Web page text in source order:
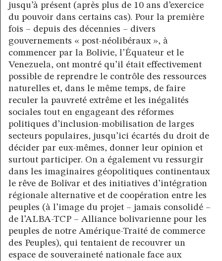
jusqu’à présent (après plus de 10 ans d’exercice
du pouvoir dans certains cas). Pour la première
fois – depuis des décennies – divers
gouvernements « post-néolibéraux », à
commencer par la Bolivie, l’Équateur et le
Venezuela, ont montré qu’il était effectivement
possible de reprendre le contrôle des ressources
naturelles et, dans le même temps, de faire
reculer la pauvreté extrême et les inégalités
sociales tout en engageant des réformes
politiques d’inclusion-mobilisation de larges
secteurs populaires, jusqu’ici écartés du droit de
décider par eux-mêmes, donner leur opinion et
surtout participer. On a également vu ressurgir
dans les imaginaires géopolitiques continentaux
le rêve de Bolívar et des initiatives d’intégration
régionale alternative et de coopération entre les
peuples (à l’image du projet – jamais consolidé –
de l’ALBA-TCP – Alliance bolivarienne pour les
peuples de notre Amérique-Traité de commerce
des Peuples), qui tentaient de recouvrer un
espace de souveraineté nationale face aux